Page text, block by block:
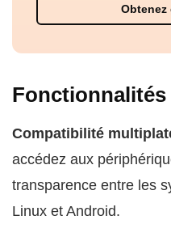
Obtenez
Fonctionnalités
Compatibilité
accédez aux
transparence entre les
Linux et Android.